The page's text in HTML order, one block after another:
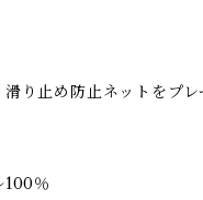
り止め防止ネットをプレ
100％